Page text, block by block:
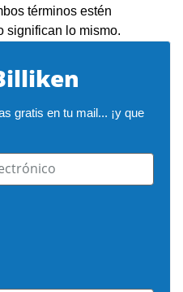
términos estén
significan lo mismo.
gratis en tu mail... ¡y que